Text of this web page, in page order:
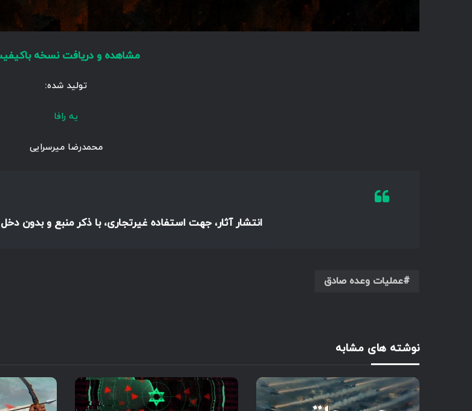
مشاهده و دریافت نسخه
تولید شده:
یه رافا
محمدرضا میرسرایی
انتشار آثار، جهت استفاده غیرتجاری، با ذکر منبع و بدون
عملیات وعده صادق
نوشته های مشابه